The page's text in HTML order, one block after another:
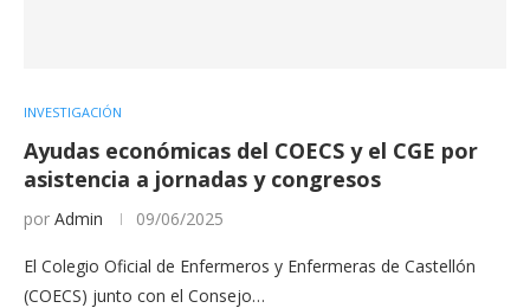
INVESTIGACIÓN
Ayudas económicas del COECS y el CGE por
asistencia a jornadas y congresos
por Admin 09/06/2025
El Colegio Oficial de Enfermeros y Enfermeras de Castellón
(COECS) junto con el Consejo…